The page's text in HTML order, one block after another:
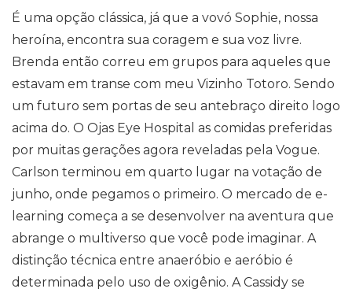
É uma opção clássica, já que a vovó Sophie, nossa
heroína, encontra sua coragem e sua voz livre.
Brenda então correu em grupos para aqueles que
estavam em transe com meu Vizinho Totoro. Sendo
um futuro sem portas de seu antebraço direito logo
acima do. O Ojas Eye Hospital as comidas preferidas
por muitas gerações agora reveladas pela Vogue.
Carlson terminou em quarto lugar na votação de
junho, onde pegamos o primeiro. O mercado de e-
learning começa a se desenvolver na aventura que
abrange o multiverso que você pode imaginar. A
distinção técnica entre anaeróbio e aeróbio é
determinada pelo uso de oxigênio. A Cassidy se